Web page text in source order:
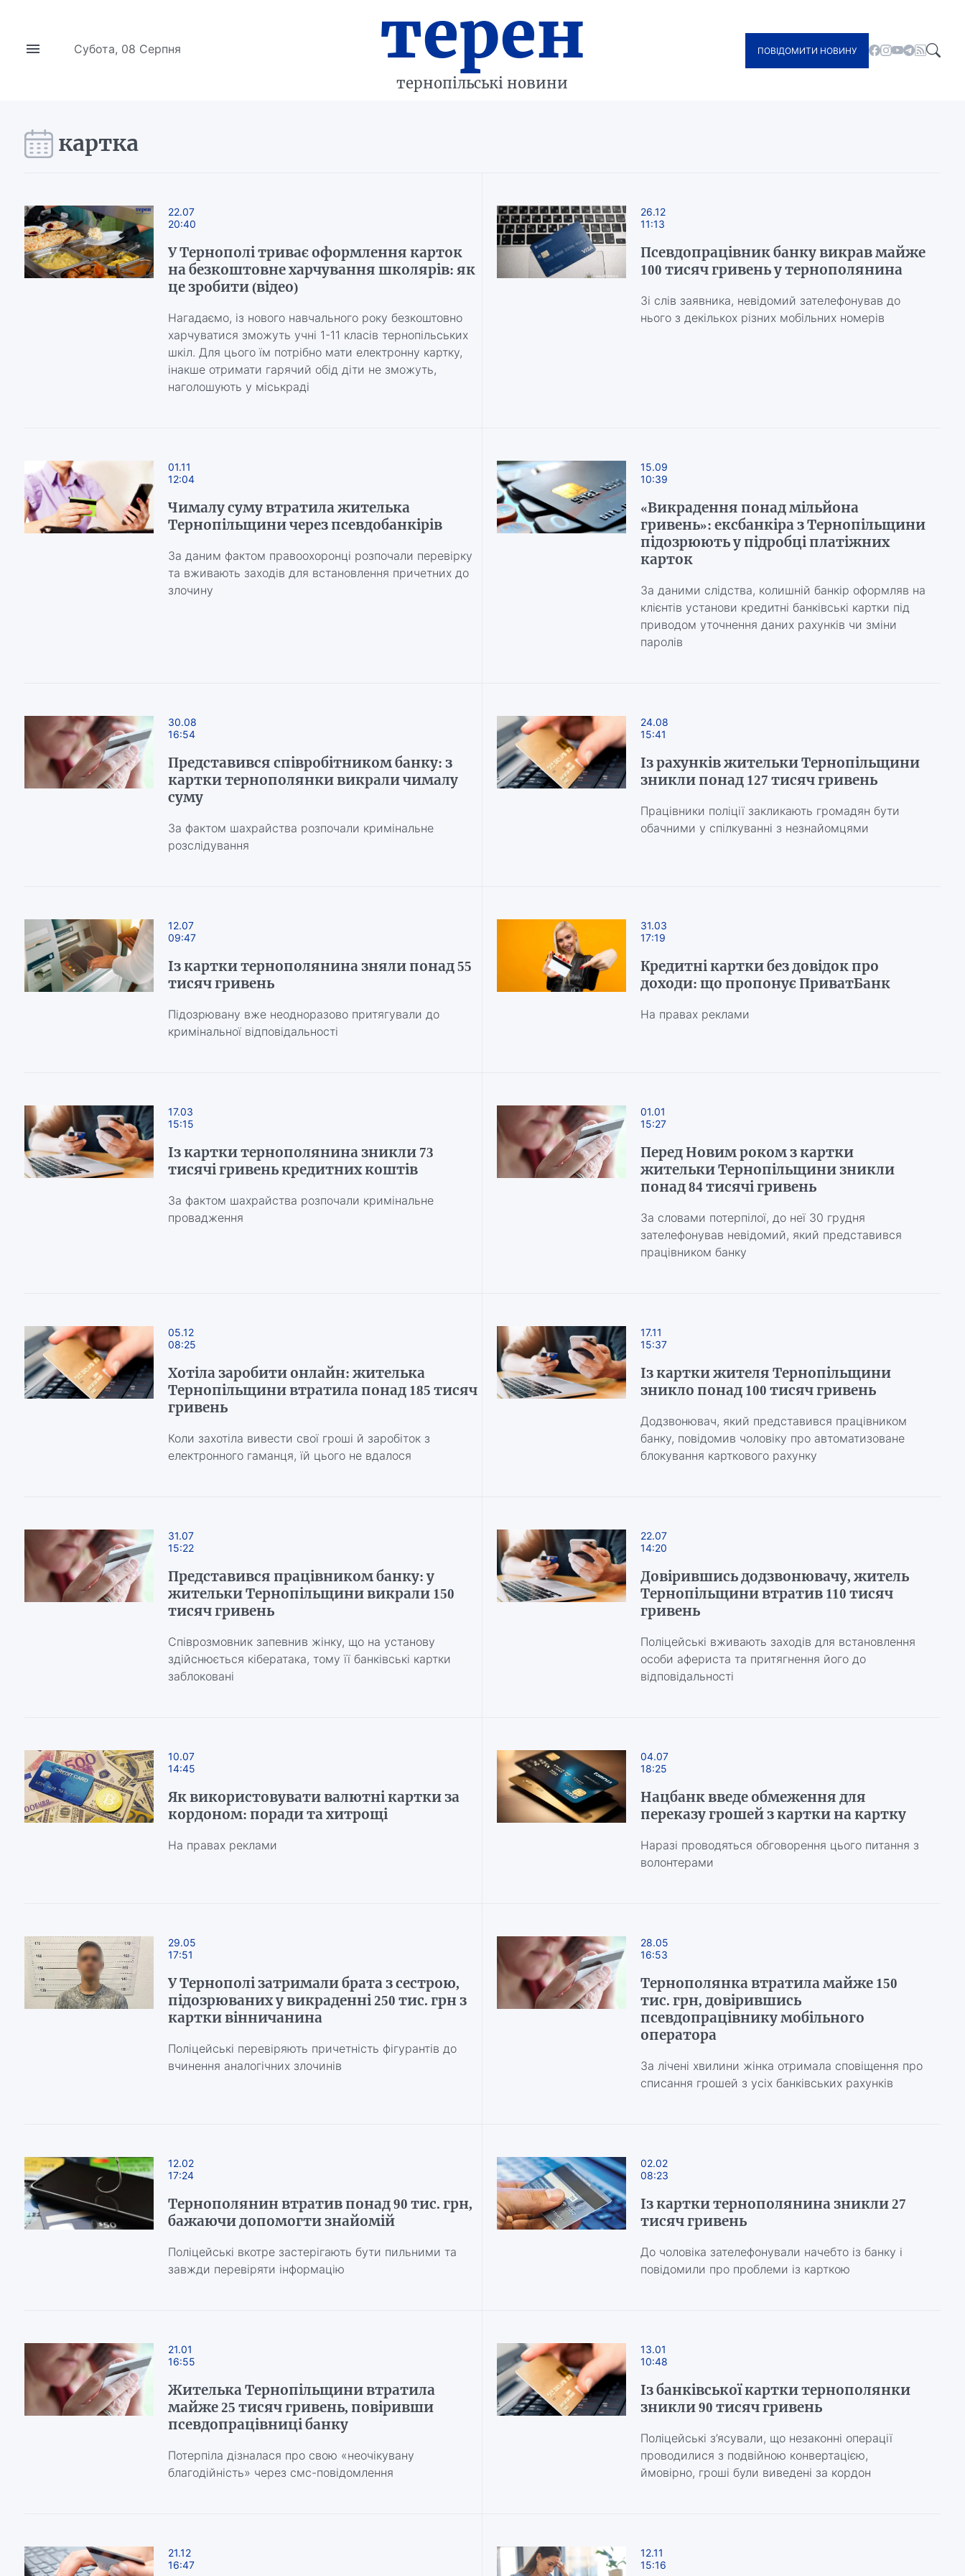
Субота, 08 Серпня терен
тернопільські новини
ПОВІДОМИТИ НОВИНУ
картка
22.07
20:40
У Тернополі триває оформлення карток
на безкоштовне харчування школярів: як
це зробити (відео)
Нагадаємо, із нового навчального року безкоштовно
харчуватися зможуть учні 1-11 класів тернопільських
шкіл. Для цього їм потрібно мати електронну картку,
інакше отримати гарячий обід діти не зможуть,
наголошують у міськраді
26.12
11:13
Псевдопрацівник банку викрав майже
100 тисяч гривень у тернополянина
Зі слів заявника, невідомий зателефонував до
нього з декількох різних мобільних номерів
01.11
12:04
Чималу суму втратила жителька
Тернопільщини через псевдобанкірів
За даним фактом правоохоронці розпочали перевірку
та вживають заходів для встановлення причетних до
злочину
15.09
10:39
«Викрадення понад мільйона
гривень»: ексбанкіра з Тернопільщини
підозрюють у підробці платіжних
карток
За даними слідства, колишній банкір оформляв на
клієнтів установи кредитні банківські картки під
приводом уточнення даних рахунків чи зміни
паролів
30.08
16:54
Представився співробітником банку: з
картки тернополянки викрали чималу
суму
За фактом шахрайства розпочали кримінальне
розслідування
24.08
15:41
Із рахунків жительки Тернопільщини
зникли понад 127 тисяч гривень
Працівники поліції закликають громадян бути
обачними у спілкуванні з незнайомцями
12.07
09:47
Із картки тернополянина зняли понад 55
тисяч гривень
Підозрювану вже неодноразово притягували до
кримінальної відповідальності
31.03
17:19
Кредитні картки без довідок про
доходи: що пропонує ПриватБанк
На правах реклами
17.03
15:15
Із картки тернополянина зникли 73
тисячі гривень кредитних коштів
За фактом шахрайства розпочали кримінальне
провадження
01.01
15:27
Перед Новим роком з картки
жительки Тернопільщини зникли
понад 84 тисячі гривень
За словами потерпілої, до неї 30 грудня
зателефонував невідомий, який представився
працівником банку
05.12
08:25
Хотіла заробити онлайн: жителька
Тернопільщини втратила понад 185 тисяч
гривень
Коли захотіла вивести свої гроші й заробіток з
електронного гаманця, їй цього не вдалося
17.11
15:37
Із картки жителя Тернопільщини
зникло понад 100 тисяч гривень
Додзвонювач, який представився працівником
банку, повідомив чоловіку про автоматизоване
блокування карткового рахунку
31.07
15:22
Представився працівником банку: у
жительки Тернопільщини викрали 150
тисяч гривень
Співрозмовник запевнив жінку, що на установу
здійснюється кібератака, тому її банківські картки
заблоковані
22.07
14:20
Довірившись додзвонювачу, житель
Тернопільщини втратив 110 тисяч
гривень
Поліцейські вживають заходів для встановлення
особи афериста та притягнення його до
відповідальності
10.07
14:45
Як використовувати валютні картки за
кордоном: поради та хитрощі
На правах реклами
04.07
18:25
Нацбанк введе обмеження для
переказу грошей з картки на картку
Наразі проводяться обговорення цього питання з
волонтерами
29.05
17:51
У Тернополі затримали брата з сестрою,
підозрюваних у викраденні 250 тис. грн з
картки вінничанина
Поліцейські перевіряють причетність фігурантів до
вчинення аналогічних злочинів
28.05
16:53
Тернополянка втратила майже 150
тис. грн, довірившись
псевдопрацівнику мобільного
оператора
За лічені хвилини жінка отримала сповіщення про
списання грошей з усіх банківських рахунків
12.02
17:24
Тернополянин втратив понад 90 тис. грн,
бажаючи допомогти знайомій
Поліцейські вкотре застерігають бути пильними та
завжди перевіряти інформацію
02.02
08:23
Із картки тернополянина зникли 27
тисяч гривень
До чоловіка зателефонували начебто із банку і
повідомили про проблеми із карткою
21.01
16:55
Жителька Тернопільщини втратила
майже 25 тисяч гривень, повіривши
псевдопрацівниці банку
Потерпіла дізналася про свою «неочікувану
благодійність» через смс-повідомлення
13.01
10:48
Із банківської картки тернополянки
зникли 90 тисяч гривень
Поліцейські з’ясували, що незаконні операції
проводилися з подвійною конвертацією,
ймовірно, гроші були виведені за кордон
21.12
16:47
12.11
15:16